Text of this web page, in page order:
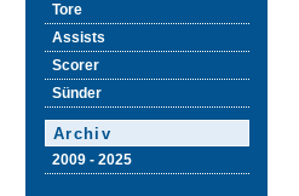
Tore
Assists
Scorer
Sünder
Archiv
2009 - 2025